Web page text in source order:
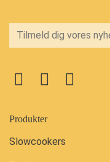
Produkter
Slowcookers